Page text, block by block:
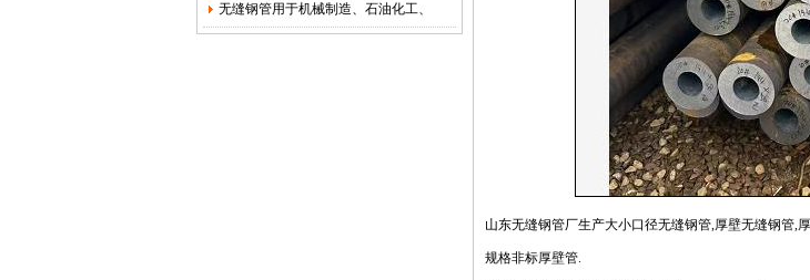
无缝钢管用于机械制造、石油化工、
山东无缝钢管厂生产大小口径无缝钢管,厚壁无缝钢管,
规格非标厚壁管.